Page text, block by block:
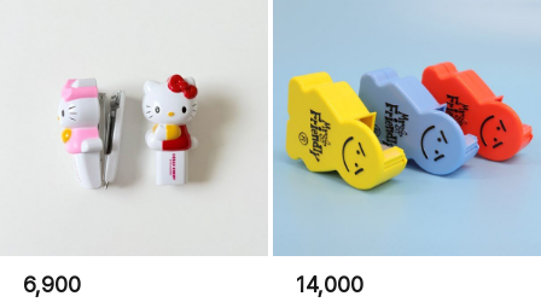
6,900 14,000